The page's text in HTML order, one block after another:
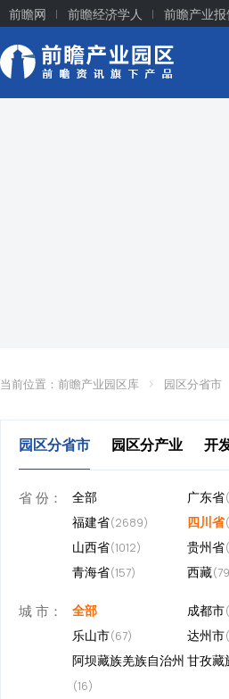
前瞻网 前瞻经济学人 前瞻产业
当前位置： 前瞻产业园区库 园区分省市
园区分省市 园区分产业 开
省 份： 全部 广东省
福建省(2689) 四川省
山西省(1012) 贵州省
青海省(157) 西藏
城 市： 全部 成都市
乐山市(67) 达州市
阿坝藏族羌族自治州
(16)
甘孜藏